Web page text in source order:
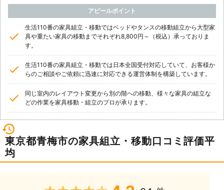
アピールポイント
生活110番の家具組立・移動ではベッドやタンスの移動組立から大型家
具や重たい家具の移動までそれぞれ8,800円～（税込）承っておりま
す。
生活110番の家具組立・移動では日本全国受付対応していて、お客様か
らのご相談やご依頼に迅速に対応できる運営体制を構築しています。
同じ室内のレイアウト変更から別の階への移動、様々な家具の組立な
どの作業を家具移動・組立のプロが承ります。
東京都青梅市の家具組立・移動口コミ評価平
均